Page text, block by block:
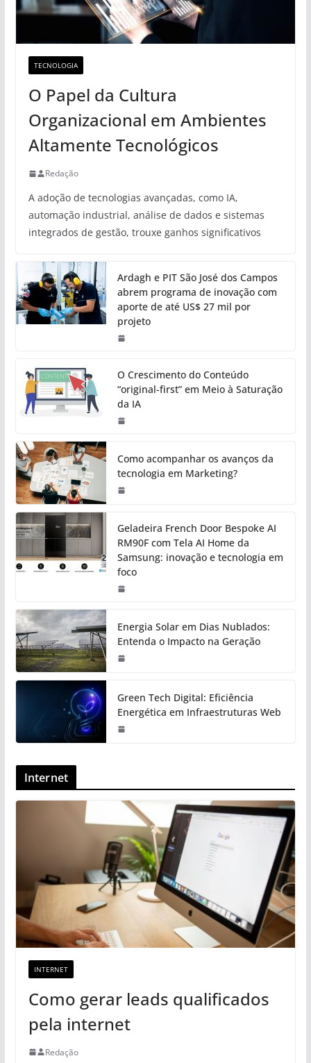
TECNOLOGIA
O Papel da Cultura
Organizacional em Ambientes
Altamente Tecnológicos
Redação
A adoção de tecnologias avançadas, como IA,
automação industrial, análise de dados e sistemas
integrados de gestão, trouxe ganhos significativos
Ardagh e PIT São José dos Campos
abrem programa de inovação com
aporte de até US$ 27 mil por
projeto
O Crescimento do Conteúdo
“original-first” em Meio à Saturação
da IA
Como acompanhar os avanços da
tecnologia em Marketing?
Geladeira French Door Bespoke AI
RM90F com Tela AI Home da
Samsung: inovação e tecnologia em
foco
Energia Solar em Dias Nublados:
Entenda o Impacto na Geração
Green Tech Digital: Eficiência
Energética em Infraestruturas Web
Internet
INTERNET
Como gerar leads qualificados
pela internet
Redação